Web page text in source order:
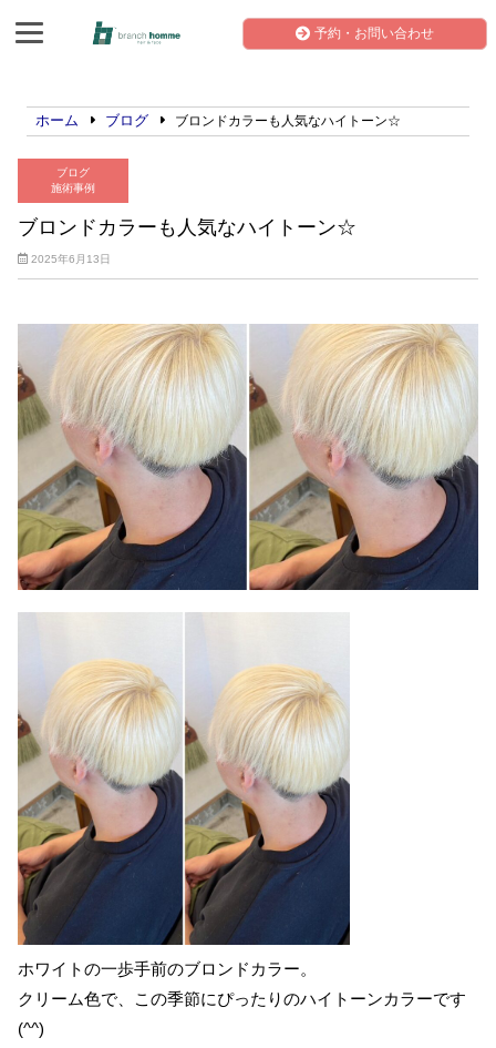
予約・お問い合わせ
ホーム ブログ ブロンドカラーも人気なハイトーン☆
ブログ
施術事例
ブロンドカラーも人気なハイトーン☆
2025年6月13日
ホワイトの一歩手前のブロンドカラー。
クリーム色で、この季節にぴったりのハイトーンカラーです
(^^)